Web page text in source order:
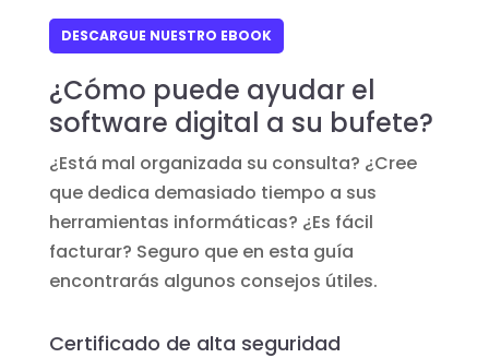
DESCARGUE NUESTRO EBOOK
¿Cómo puede ayudar el
software digital a su bufete?
¿Está mal organizada su consulta? ¿Cree
que dedica demasiado tiempo a sus
herramientas informáticas? ¿Es fácil
facturar? Seguro que en esta guía
encontrarás algunos consejos útiles.
Certificado de alta seguridad